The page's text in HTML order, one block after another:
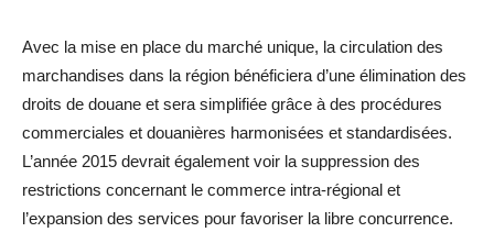
Avec la mise en place du marché unique, la circulation des
marchandises dans la région bénéficiera d’une élimination des
droits de douane et sera simplifiée grâce à des procédures
commerciales et douanières harmonisées et standardisées.
L’année 2015 devrait également voir la suppression des
restrictions concernant le commerce intra-régional et
l’expansion des services pour favoriser la libre concurrence.